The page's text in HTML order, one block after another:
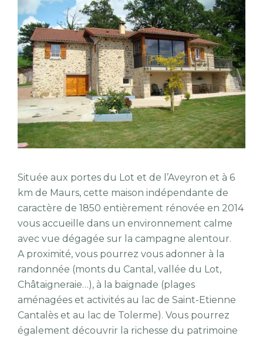
Située aux portes du Lot et de l’Aveyron et à 6
km de Maurs, cette maison indépendante de
caractère de 1850 entièrement rénovée en 2014
vous accueille dans un environnement calme
avec vue dégagée sur la campagne alentour.
A proximité, vous pourrez vous adonner à la
randonnée (monts du Cantal, vallée du Lot,
Châtaigneraie…), à la baignade (plages
aménagées et activités au lac de Saint-Etienne
Cantalès et au lac de Tolerme). Vous pourrez
également découvrir la richesse du patrimoine